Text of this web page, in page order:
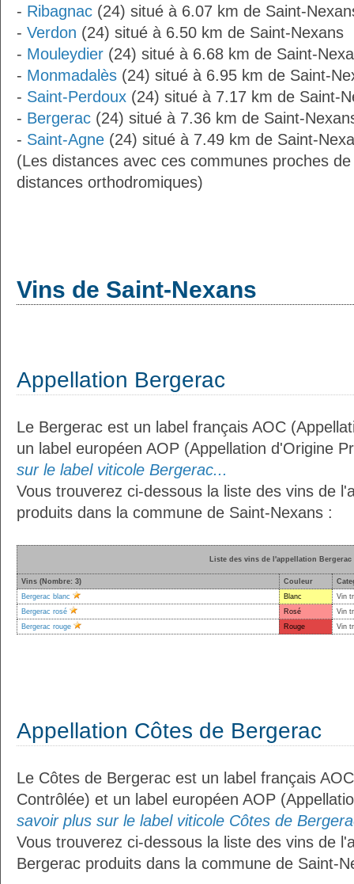
- Ribagnac (24) situé à 6.07 km de Saint-
- Verdon (24) situé à 6.50 km de Saint-Nexans
- Mouleydier (24) situé à 6.68 km de Saint-
- Monmadalès (24) situé à 6.95 km de Saint-
- Saint-Perdoux (24) situé à 7.17 km de Saint-
- Bergerac (24) situé à 7.36 km de Saint-
- Saint-Agne (24) situé à 7.49 km de Saint-
(Les distances avec ces communes proches
distances orthodromiques)
Vins de Saint-Nexans
Appellation Bergerac
Le Bergerac est un label français AOC
un label européen AOP (Appellation d'Origine
sur le label viticole Bergerac...
Vous trouverez ci-dessous la liste des vins de
produits dans la commune de Saint-Nexans :
Liste des vins de l'appellation Bergerac
Vins (Nombre: 3) Couleur
Bergerac blanc
Blanc
Vin
Bergerac rosé
Rosé
Vin
Bergerac rouge
Rouge Vin
Appellation Côtes de Bergerac
Le Côtes de Bergerac est un label français
Contrôlée) et un label européen AOP
savoir plus sur le label viticole Côtes de
Vous trouverez ci-dessous la liste des vins de
Bergerac produits dans la commune de Saint-